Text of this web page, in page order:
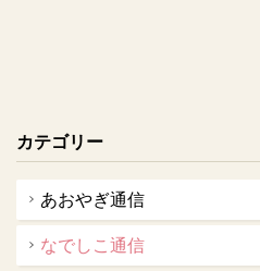
カテゴリー
あおやぎ通信
なでしこ通信